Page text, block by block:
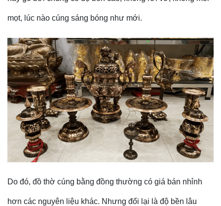
mọt, lúc nào cúng sáng bóng như mới.
Do đó, đồ thờ cúng bằng đồng thường có giá bán nhỉnh
hơn các nguyên liệu khác. Nhưng đổi lại là độ bền lâu